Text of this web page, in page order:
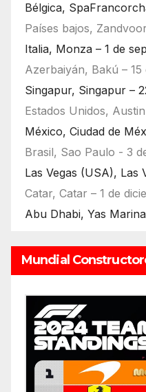
Bélgica,
Países bajos,
Italia, Monza – 1 de
Azerbaiyán, Bakú – 15
Singapur, Singapur –
Estados Unidos,
México, Ciudad de
Brasil, Sao Paulo - 3
Las Vegas (USA), Las
Catar, Catar – 1 de
Abu Dhabi, Yas
Mundial